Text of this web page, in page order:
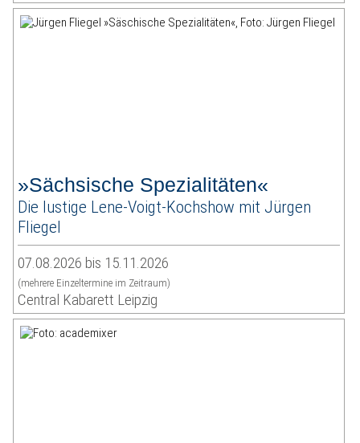
»Sächsische Spezialitäten«
Die lustige Lene-Voigt-Kochshow mit Jürgen
Fliegel
07.08.2026 bis 15.11.2026
(mehrere Einzeltermine im Zeitraum)
Central Kabarett Leipzig